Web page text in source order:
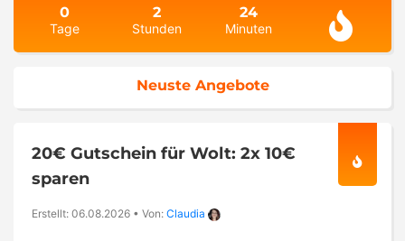
0
Tage
2
Stunden
24
Minuten
Neuste Angebote
20€ Gutschein für Wolt: 2x 10€
sparen
Erstellt: 06.08.2026 • Von: Claudia